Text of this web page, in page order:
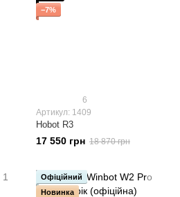
−7%
6
Артикул: 1409
Hobot R3
17 550 грн 18 870 грн
Офіційний
Новинка